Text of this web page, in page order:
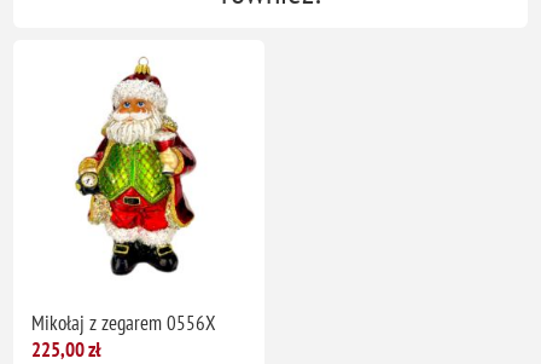
Mikołaj z zegarem 0556X
225,00 zł